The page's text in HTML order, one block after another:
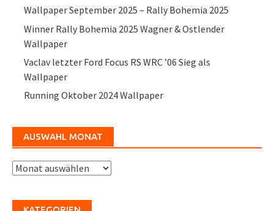
Wallpaper September 2025 – Rally Bohemia 2025
Winner Rally Bohemia 2025 Wagner & Ostlender
Wallpaper
Vaclav letzter Ford Focus RS WRC ’06 Sieg als
Wallpaper
Running Oktober 2024 Wallpaper
AUSWAHL MONAT
Auswahl